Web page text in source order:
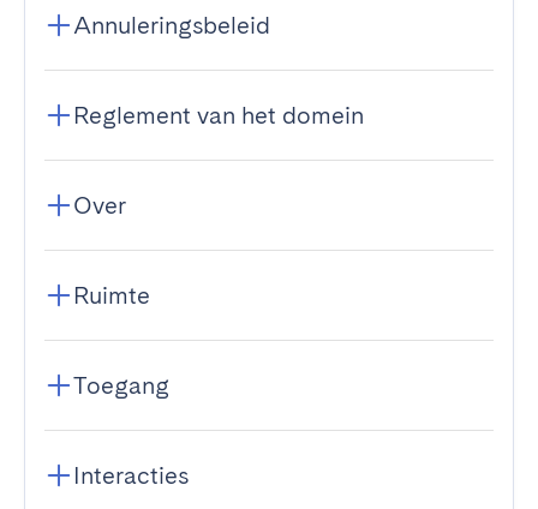
Annuleringsbeleid
Reglement van het domein
Over
Ruimte
Toegang
Interacties